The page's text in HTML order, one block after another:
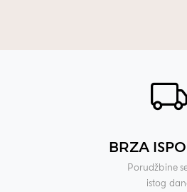
BRZA
Porudžbine
istog